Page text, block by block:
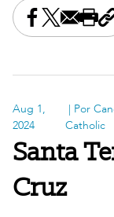
Share this on
Share this
Share
Aug 1,
2024
| Por
Catholic
Santa
Cruz